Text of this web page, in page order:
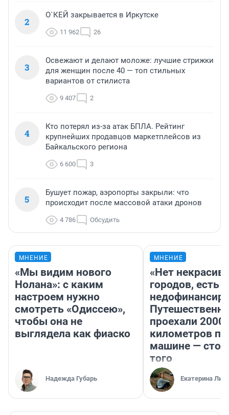
2
О`КЕЙ закрывается в Иркутске
11 962 26
3
Освежают и делают моложе: лучшие стрижки
для женщин после 40 — топ стильных
вариантов от стилиста
9 407 2
4
Кто потерял из-за атак БПЛА. Рейтинг
крупнейших продавцов маркетплейсов из
Байкальского региона
6 600 3
5
Бушует пожар, аэропорты закрыли: что
происходит после массовой атаки дронов
4 786 Обсудить
МНЕНИЕ
«Мы видим нового
Нолана»: с каким
настроем нужно
смотреть «Одиссею»,
чтобы она не
выглядела как фиаско
Надежда Губарь
МНЕНИЕ
«Нет
городов, есть
проехали 2000
километров по
машине —
того
Екатерина